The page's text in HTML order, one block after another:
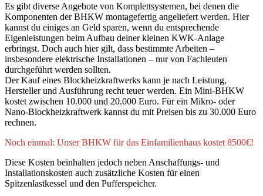
Es gibt diverse Angebote von Komplettsystemen, bei denen die
Komponenten der BHKW montagefertig angeliefert werden. Hier
kannst du einiges an Geld sparen, wenn du entsprechende
Eigenleistungen beim Aufbau deiner kleinen KWK-Anlage
erbringst. Doch auch hier gilt, dass bestimmte Arbeiten –
insbesondere elektrische Installationen – nur von Fachleuten
durchgeführt werden sollten.
Der Kauf eines Blockheizkraftwerks kann je nach Leistung,
Hersteller und Ausführung recht teuer werden. Ein Mini-BHKW
kostet zwischen 10.000 und 20.000 Euro. Für ein Mikro- oder
Nano-Blockheizkraftwerk kannst du mit Preisen bis zu 30.000 Euro
rechnen.
Noch einmal: Unser BHKW für das Einfamilienhaus kostet 8500€!
Diese Kosten beinhalten jedoch neben Anschaffungs- und
Installationskosten auch zusätzliche Kosten für einen
Spitzenlastkessel und den Pufferspeicher.